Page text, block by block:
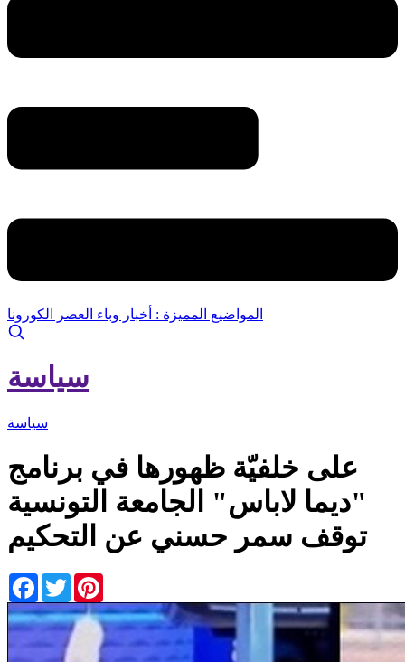
المواضيع المميزة : أخبار وباء العصر الكورونا
سياسة
سياسة
على خلفيّة ظهورها في برنامج
"ديما لاباس" الجامعة التونسية
توقف سمر حسني عن التحكيم
Facebook
Twitter